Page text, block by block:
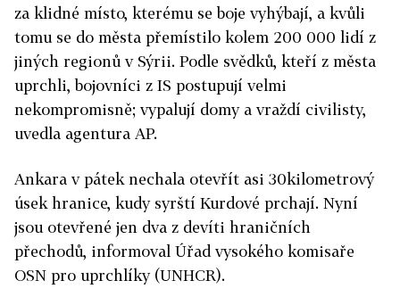
za klidné místo, kterému se boje vyhýbají, a kvůli
tomu se do města přemístilo kolem 200 000 lidí z
jiných regionů v Sýrii. Podle svědků, kteří z města
uprchli, bojovníci z IS postupují velmi
nekompromisně; vypalují domy a vraždí civilisty,
uvedla agentura AP.
Ankara v pátek nechala otevřít asi 30kilometrový
úsek hranice, kudy syrští Kurdové prchají. Nyní
jsou otevřené jen dva z devíti hraničních
přechodů, informoval Úřad vysokého komisaře
OSN pro uprchlíky (UNHCR).